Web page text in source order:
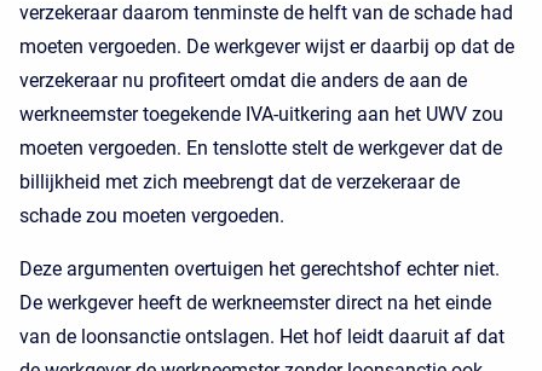
verzekeraar daarom tenminste de helft van de schade had
moeten vergoeden. De werkgever wijst er daarbij op dat de
verzekeraar nu profiteert omdat die anders de aan de
werkneemster toegekende IVA-uitkering aan het UWV zou
moeten vergoeden. En tenslotte stelt de werkgever dat de
billijkheid met zich meebrengt dat de verzekeraar de
schade zou moeten vergoeden.
Deze argumenten overtuigen het gerechtshof echter niet.
De werkgever heeft de werkneemster direct na het einde
van de loonsanctie ontslagen. Het hof leidt daaruit af dat